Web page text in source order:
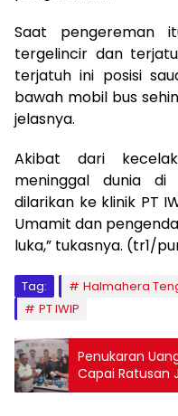
Saat pengereman
tergelincir dan
terjatuh ini posisi
bawah mobil bus
jelasnya.
Akibat dari
meninggal dunia
dilarikan ke klinik PT
Umamit dan
luka,” tukasnya. (tr1/
Tag: Halmahera
PT IWIP
Penukaran
Capai Ratusan